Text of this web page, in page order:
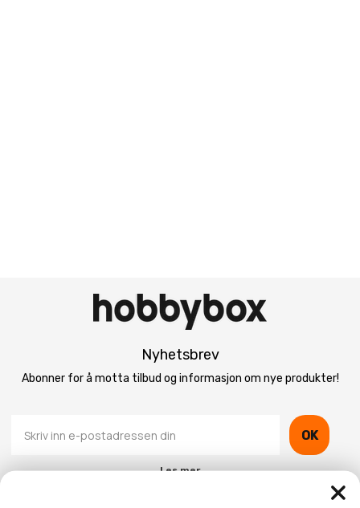
Nyhetsbrev
Abonner for å motta tilbud og informasjon om nye produkter!
OK
Les mer